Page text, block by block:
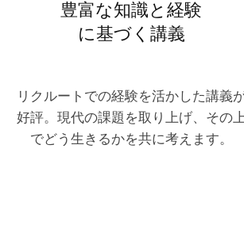
豊富な知識と経験
に基づく講義
リクルートでの経験を活かした講義
好評。現代の課題を取り上げ、その
でどう生きるかを共に考えます。